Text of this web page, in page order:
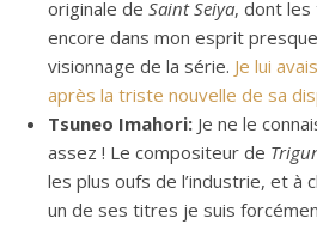
originale de Saint Seiya, dont
encore dans mon esprit
visionnage de la série. Je lui
après la triste nouvelle de sa
Tsuneo Imahori: Je ne le
assez ! Le compositeur de
les plus oufs de l’industrie, et à
un de ses titres je suis